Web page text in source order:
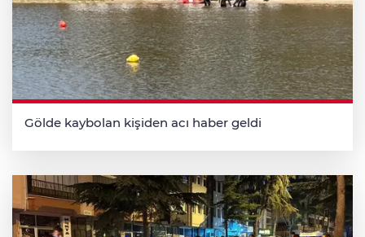
Gölde kaybolan kişiden acı haber geldi